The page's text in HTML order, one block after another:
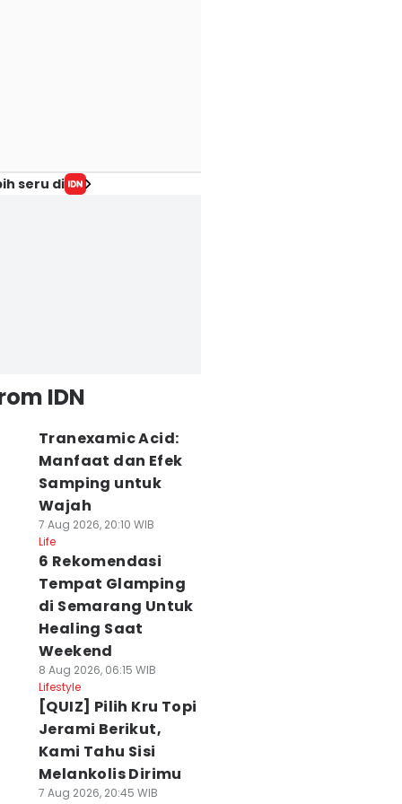
seru di
IDN
Tranexamic Acid:
Manfaat dan Efek
Samping untuk
Wajah
7 Aug 2026, 20:10 WIB
Life
6 Rekomendasi
Tempat Glamping
di Semarang Untuk
Healing Saat
Weekend
8 Aug 2026, 06:15 WIB
Lifestyle
[QUIZ] Pilih Kru Topi
Jerami Berikut,
Kami Tahu Sisi
Melankolis Dirimu
7 Aug 2026, 20:45 WIB